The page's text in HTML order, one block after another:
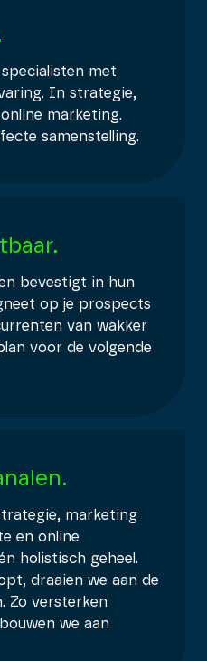
met
In strategie,
marketing.
samenstelling.
bevestigt in hun
op je prospects
van wakker
voor de volgende
marketing
en online
holistisch geheel.
draaien we aan de
Zo versterken
we aan